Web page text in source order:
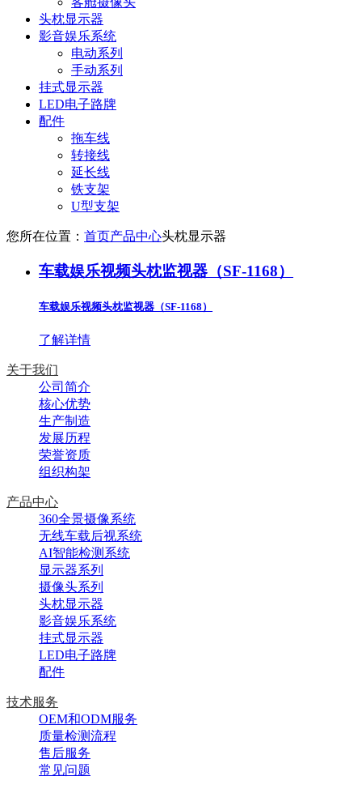
头枕显示器
影音娱乐系统
电动系列
手动系列
挂式显示器
LED电子路牌
配件
拖车线
转接线
延长线
铁支架
U型支架
您所在位置： 首页产品中心头枕显示器
车载娱乐视频头枕监视器（SF-1168）
车载娱乐视频头枕监视器（SF-1168）
了解详情
关于我们
公司简介
核心优势
生产制造
发展历程
荣誉资质
组织构架
产品中心
360全景摄像系统
无线车载后视系统
AI智能检测系统
显示器系列
摄像头系列
头枕显示器
影音娱乐系统
挂式显示器
LED电子路牌
配件
技术服务
OEM和ODM服务
质量检测流程
售后服务
常见问题